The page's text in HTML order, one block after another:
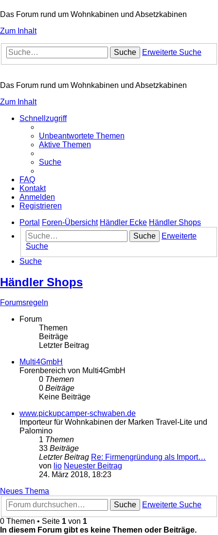
Das Forum rund um Wohnkabinen und Absetzkabinen
Zum Inhalt
Suche Erweiterte Suche
Das Forum rund um Wohnkabinen und Absetzkabinen
Zum Inhalt
Schnellzugriff
Unbeantwortete Themen
Aktive Themen
Suche
FAQ
Kontakt
Anmelden
Registrieren
Portal
Foren-Übersicht Händler Ecke Händler Shops
Suche
Erweiterte
Suche
Suche
Händler Shops
Forumsregeln
Forum
Themen
Beiträge
Letzter Beitrag
Multi4GmbH
Forenbereich von Multi4GmbH
0 Themen
0 Beiträge
Keine Beiträge
www.pickupcamper-schwaben.de
Importeur für Wohnkabinen der Marken Travel-Lite und
Palomino
1 Themen
33 Beiträge
Letzter Beitrag Re: Firmengründung als Import…
von lio Neuester Beitrag
24. März 2018, 18:23
Neues Thema
Suche
Erweiterte Suche
0 Themen • Seite 1 von 1
In diesem Forum gibt es keine Themen oder Beiträge.